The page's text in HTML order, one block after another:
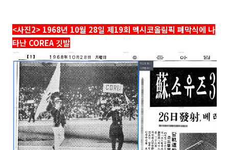
<사진2> 1968년 10월 28일 제19회 멕시코올림픽 폐막식에 나
타난 COREA 깃발